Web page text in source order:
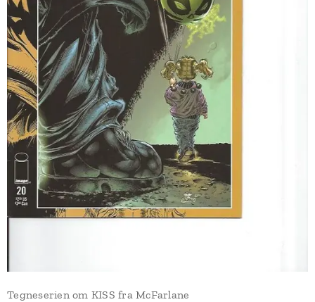
Tegneserien om KISS fra McFarlane